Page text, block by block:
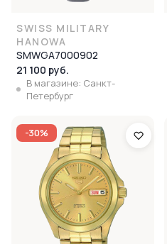
SWISS MILITARY
HANOWA
SMWGA7000902
21 100 руб.
В магазине: Санкт-
Петербург
-30%